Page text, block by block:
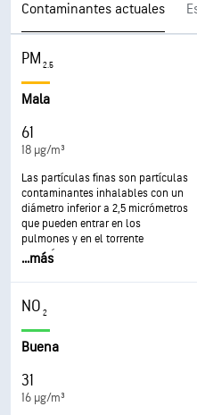
Contaminantes actuales
PM2.5
Mala
61
18 µg/m³
Las partículas finas son partículas
contaminantes inhalables con un
diámetro inferior a 2,5 micrómetros
que pueden entrar en los
pulmones y en el torrente
sanguíneo y provocar graves
forma más grave a los pulmones y
al corazón. La exposición a estas
partículas puede provocar tos o
dificultad para respirar, agravar el
asma y desarrollar enfermedades
...más
NO2
Buena
31
16 µg/m³